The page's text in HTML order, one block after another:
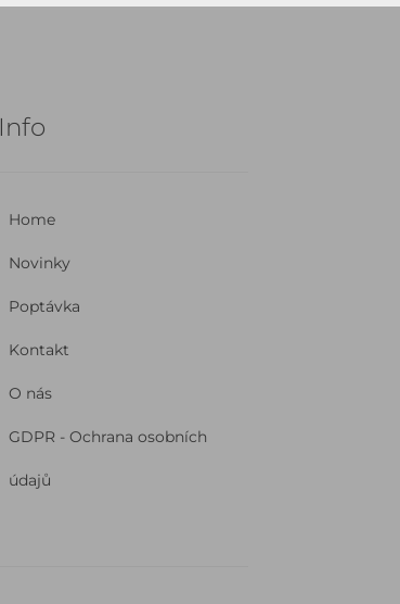
Info
Home
Novinky
Poptávka
Kontakt
O nás
GDPR - Ochrana osobních
údajů